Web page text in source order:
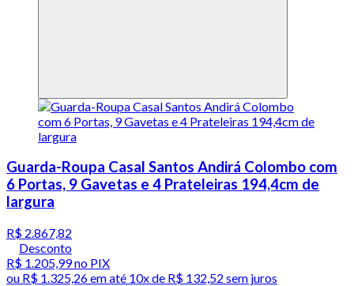
Guarda-Roupa Casal Santos Andirá Colombo com
6 Portas, 9 Gavetas e 4 Prateleiras 194,4cm de
largura
R$ 2.867,82
Desconto
R$ 1.205,99no PIX
ou R$ 1.325,26em até 10x de R$ 132,52 sem juros